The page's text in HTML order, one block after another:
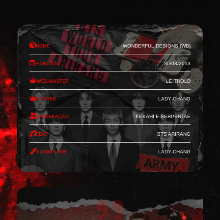
Nome Wonderful Designs (WD)
Fundado 30/08/2013
Web-Master Leithold
Co-Web Lady-Chang
Moderação Kekahi e Serpentae
Feat BTS Arirang
Layout por Lady-Chang